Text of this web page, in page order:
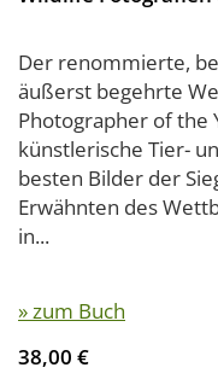
Der renommierte,
äußerst begehrte
Photographer of the
künstlerische Tier-
besten Bilder der
Erwähnten des
in...
» zum Buch
38,00 €